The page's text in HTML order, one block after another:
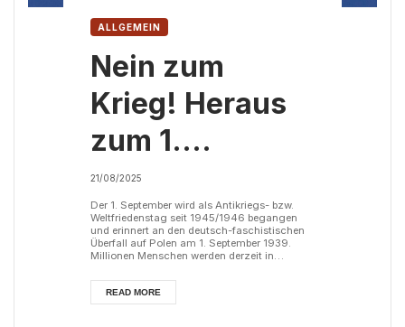
ALLGEMEIN
Nein zum
Krieg! Heraus
zum 1.
September!
21/08/2025
Der 1. September wird als Antikriegs- bzw.
Weltfriedenstag seit 1945/1946 begangen
und erinnert an den deutsch-faschistischen
Überfall auf Polen am 1. September 1939.
Millionen Menschen werden derzeit in
Interessen ihrer Herrschenden zu sterben.
Israels Völkermord wird mit unverminderter
Grausamkeit fortgesetzt. Österreichs
READ MORE